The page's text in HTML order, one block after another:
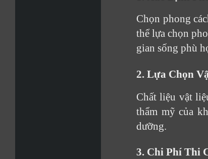
Chọn phong
thể lựa chọn
gian sống phù
2. Lựa Chọn
Chất liệu vật
thẩm mỹ của
dưỡng.
3. Chi Phí Thi